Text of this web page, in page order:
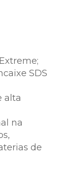
SDS
alta
na
de